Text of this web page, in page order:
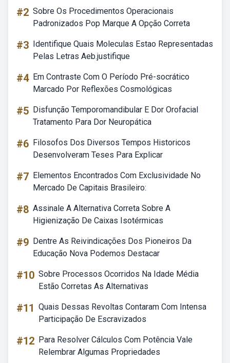
#2 Sobre Os Procedimentos Operacionais
Padronizados Pop Marque A Opção Correta
#3 Identifique Quais Moleculas Estao Representadas
Pelas Letras Aeb.justifique
#4 Em Contraste Com O Período Pré-socrático
Marcado Por Reflexões Cosmológicas
#5 Disfunção Temporomandibular E Dor Orofacial
Tratamento Para Dor Neuropática
#6 Filosofos Dos Diversos Tempos Historicos
Desenvolveram Teses Para Explicar
#7 Elementos Encontrados Com Exclusividade No
Mercado De Capitais Brasileiro:
#8 Assinale A Alternativa Correta Sobre A
Higienização De Caixas Isotérmicas
#9 Dentre As Reivindicações Dos Pioneiros Da
Educação Nova Podemos Destacar
#10 Sobre Processos Ocorridos Na Idade Média
Estão Corretas As Alternativas
#11 Quais Dessas Revoltas Contaram Com Intensa
Participação De Escravizados
#12 Para Resolver Cálculos Com Potência Vale
Relembrar Algumas Propriedades